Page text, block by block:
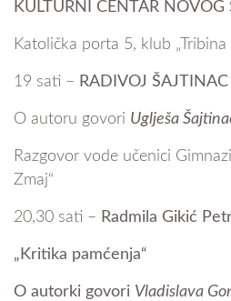
KULTURNI CENTAR NOVOG
Katolička porta 5, klub „Tribina
19 sati – RADIVOJ ŠAJTINAC
O autoru govori Uglješa
Razgovor vode učenici
Zmaj“
20,30 sati – Radmila Gikić
„Kritika pamćenja“
O autorki govori Vladislava